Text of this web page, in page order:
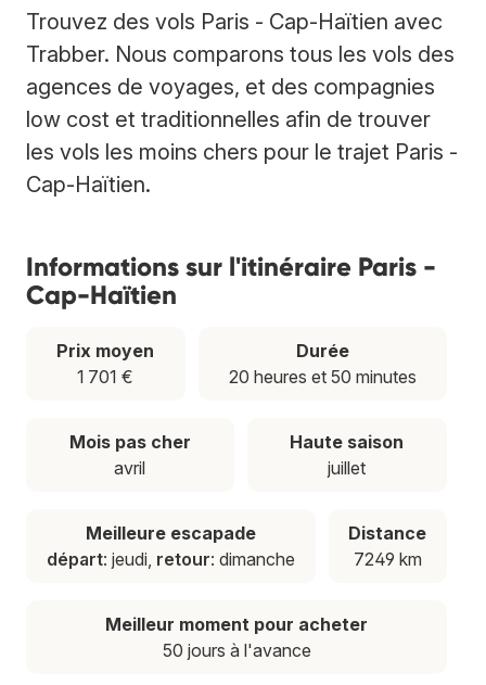
Trouvez des vols Paris - Cap-Haïtien avec
Trabber. Nous comparons tous les vols des
agences de voyages, et des compagnies
low cost et traditionnelles afin de trouver
les vols les moins chers pour le trajet Paris -
Cap-Haïtien.
Informations sur l'itinéraire Paris -
Cap-Haïtien
Prix moyen
1 701 €
Durée
20 heures et 50 minutes
Mois pas cher
avril
Haute saison
juillet
Meilleure escapade
départ: jeudi, retour: dimanche
Distance
7249 km
Meilleur moment pour acheter
50 jours à l'avance